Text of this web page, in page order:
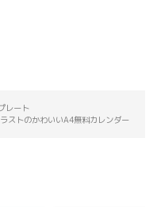
レート
ストのかわいいA4無料カレンダー